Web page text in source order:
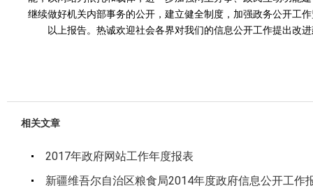
继续做好机关内部事务的公开，建立健全制度，加强政务公开工
以上报告。热诚欢迎社会各界对我们的信息公开工作提出改
相关文章
2017年政府网站工作年度报表
新疆维吾尔自治区粮食局2014年度政府信息公开工作